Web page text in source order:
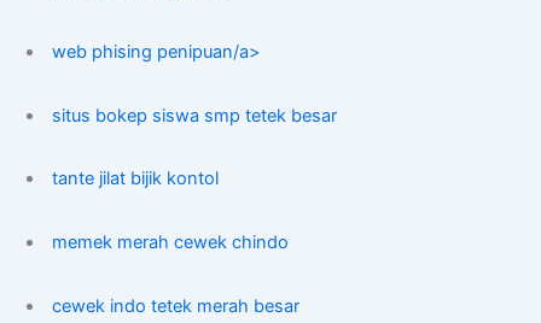
web phising penipuan/a>
situs bokep siswa smp tetek besar
tante jilat bijik kontol
memek merah cewek chindo
cewek indo tetek merah besar